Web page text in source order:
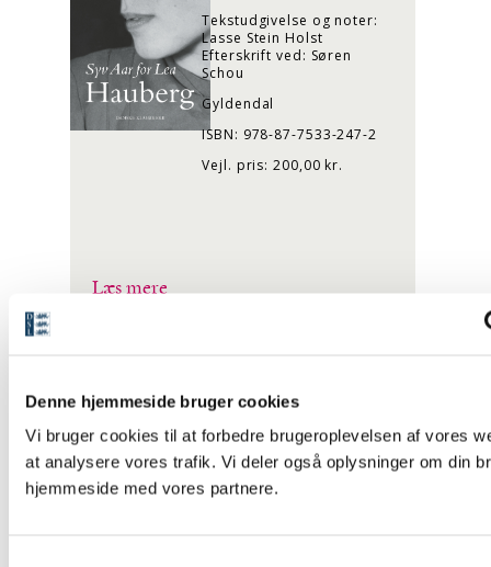
Denne hjemmeside bruger cookies
Vi bruger cookies til at forbedre brugeroplevelsen af vores
at analysere vores trafik. Vi deler også oplysninger om din
hjemmeside med vores partnere.
Tekstudgivelse og noter:
Lasse Stein Holst
Efterskrift ved: Søren
Schou
Gyldendal
ISBN: 978-87-7533-247-2
Vejl. pris: 200,00 kr.
Læs mere
TRYKT BOG
Peter Seeberg:
Øvrige noveller og
kortprosa